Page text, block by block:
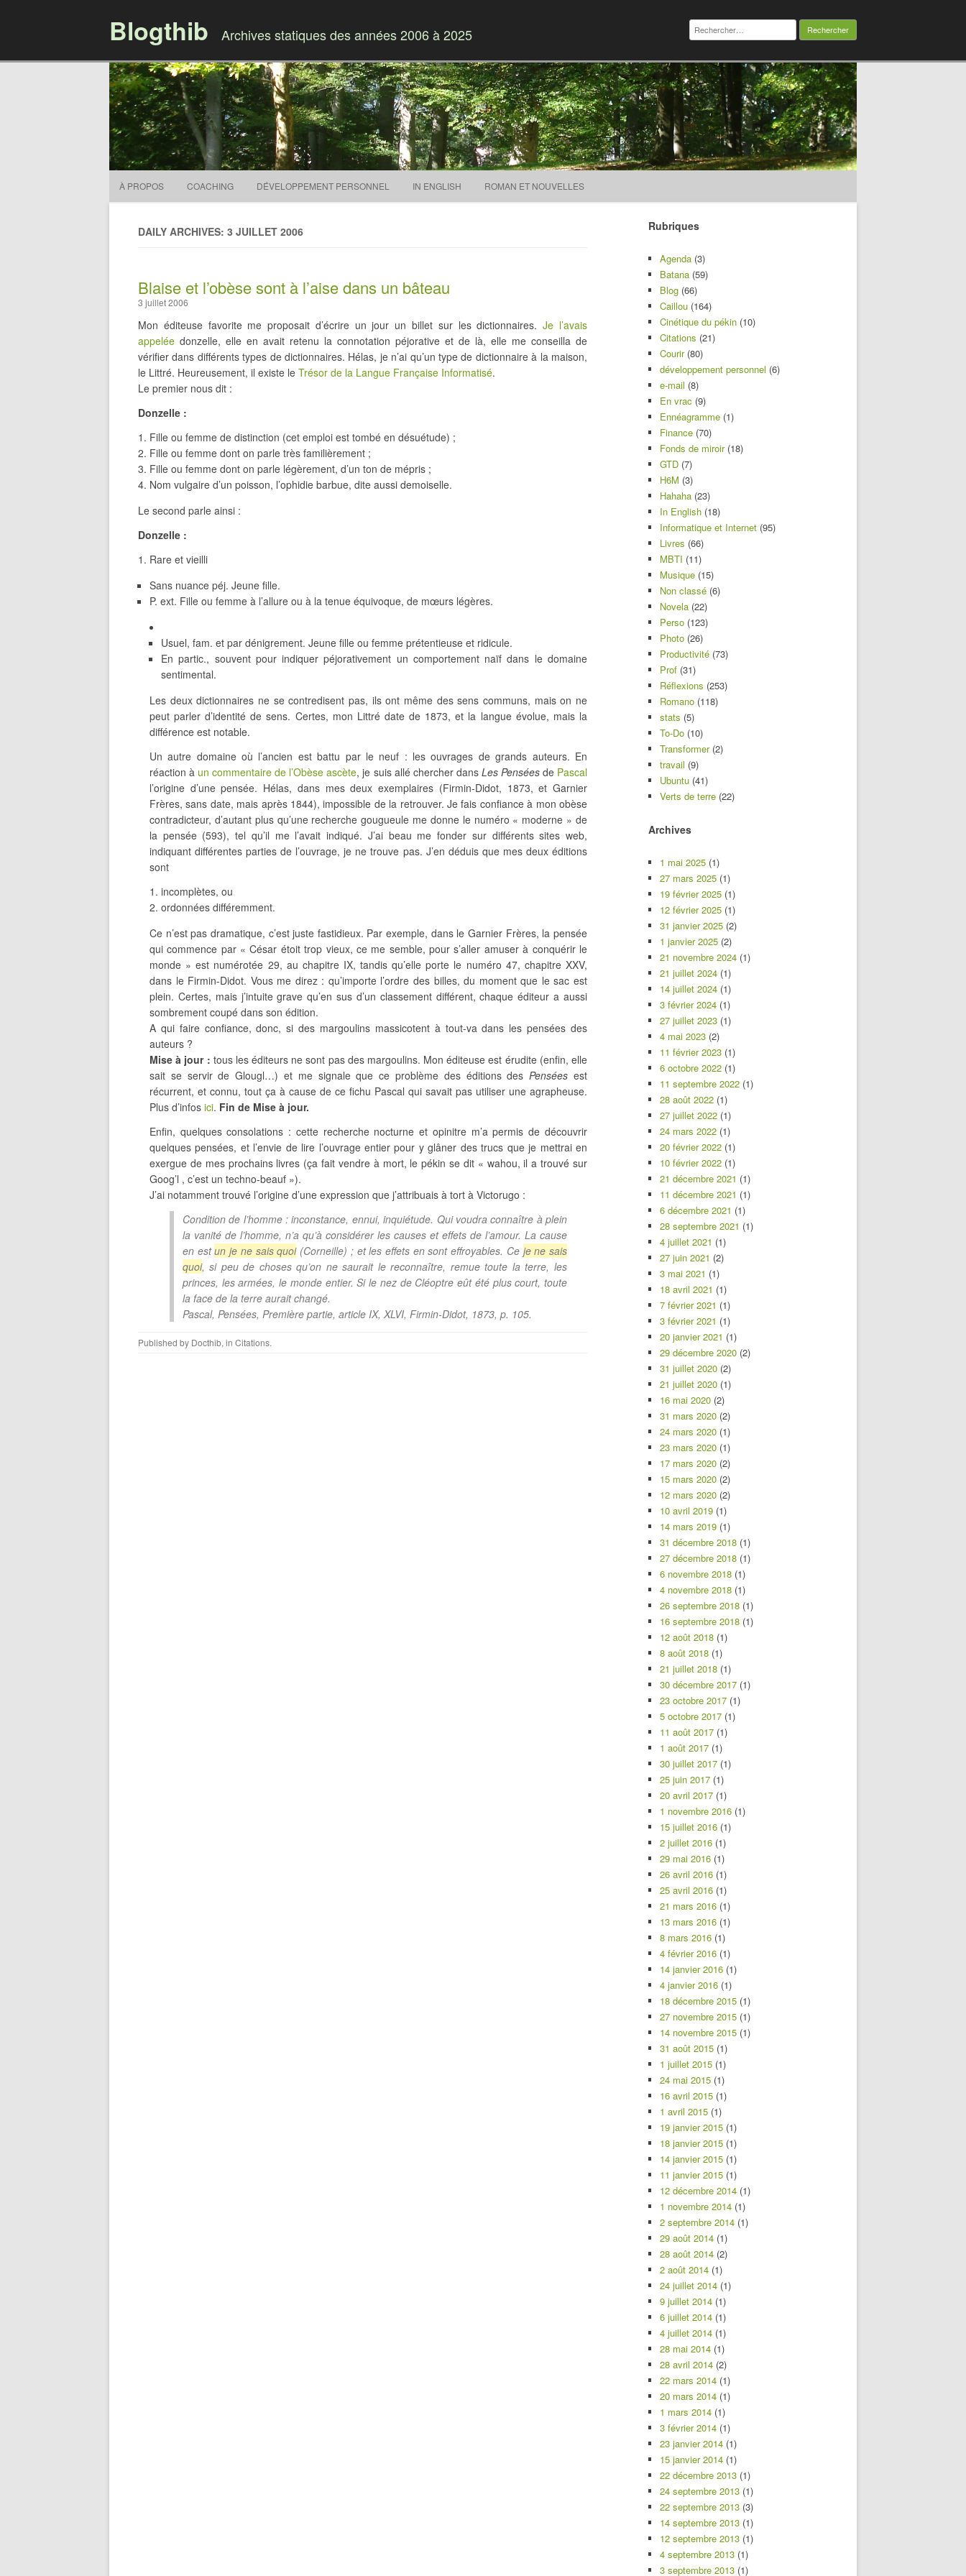
Blogthib Archives statiques des années 2006 à 2025
Rechercher :
À PROPOS COACHING DÉVELOPPEMENT PERSONNEL IN ENGLISH ROMAN ET NOUVELLES
DAILY ARCHIVES: 3 JUILLET 2006
Blaise et l’obèse sont à l’aise dans un bâteau
3 juillet 2006
Mon éditeuse favorite me proposait d’écrire un jour un billet sur les dictionnaires.Je l’avais
appelée donzelle, elle en avait retenu la connotation péjorative et de là, elle me conseilla de
vérifier dans différents types de dictionnaires. Hélas, je n’ai qu’un type de dictionnaire à la maison,
le Littré. Heureusement, il existe le Trésor de la Langue Française Informatisé.
Le premier nous dit :
Donzelle :
Fille ou femme de distinction (cet emploi est tombé en désuétude) ;
Fille ou femme dont on parle très familièrement ;
Fille ou femme dont on parle légèrement, d’un ton de mépris ;
Nom vulgaire d’un poisson, l’ophidie barbue, dite aussi demoiselle.
Le second parle ainsi :
Donzelle :
Rare et vieilli
Sans nuance péj. Jeune fille.
P. ext. Fille ou femme à l’allure ou à la tenue équivoque, de mœurs légères.
Usuel, fam. et par dénigrement. Jeune fille ou femme prétentieuse et ridicule.
En partic., souvent pour indiquer péjorativement un comportement naïf dans le domaine
sentimental.
Les deux dictionnaires ne se contredisent pas, ils ont même des sens communs, mais on ne
peut parler d’identité de sens. Certes, mon Littré date de 1873, et la langue évolue, mais la
différence est notable.
Un autre domaine où l’ancien est battu par le neuf : les ouvrages de grands auteurs. En
réaction à un commentaire de l’Obèse ascète, je suis allé chercher dans Les Penséesde Pascal
l’origine d’une pensée. Hélas, dans mes deux exemplaires (Firmin-Didot, 1873, et Garnier
Frères, sans date, mais après 1844), impossible de la retrouver. Je fais confiance à mon obèse
contradicteur, d’autant plus qu’une recherche gougueule me donne le numéro « moderne » de
la pensée (593), tel qu’il me l’avait indiqué. J’ai beau me fonder sur différents sites web,
indiquant différentes parties de l’ouvrage, je ne trouve pas. J’en déduis que mes deux éditions
sont
incomplètes, ou
ordonnées différemment.
Ce n’est pas dramatique, c’est juste fastidieux. Par exemple, dans le Garnier Frères, la pensée
qui commence par « César étoit trop vieux, ce me semble, pour s’aller amuser à conquérir le
monde » est numérotée 29, au chapitre IX, tandis qu’elle porte le numéro 47, chapitre XXV,
dans le Firmin-Didot. Vous me direz : qu’importe l’ordre des billes, du moment que le sac est
plein. Certes, mais j’intuite grave qu’en sus d’un classement différent, chaque éditeur a aussi
sombrement coupé dans son édition.
A qui faire confiance, donc, si des margoulins massicotent à tout-va dans les pensées des
auteurs ?
Mise à jour : tous les éditeurs ne sont pas des margoulins. Mon éditeuse est érudite (enfin, elle
sait se servir de Glougl…) et me signale que ce problème des éditions desPensées est
récurrent, et connu, tout ça à cause de ce fichu Pascal qui savait pas utiliser une agrapheuse.
Plus d’infos ici. Fin de Mise à jour.
Enfin, quelques consolations : cette recherche nocturne et opinitre m’a permis de découvrir
quelques pensées, et l’envie de lire l’ouvrage entier pour y glâner des trucs que je mettrai en
exergue de mes prochains livres (ça fait vendre à mort, le pékin se dit « wahou, il a trouvé sur
Goog’l , c’est un techno-beauf »).
J’ai notamment trouvé l’origine d’une expression que j’attribuais à tort à Victorugo :
Condition de l’homme : inconstance, ennui, inquiétude. Qui voudra connaître à plein
la vanité de l’homme, n’a qu’à considérer les causes et effets de l’amour. La cause
en estun je ne sais quoi(Corneille) ; et les effets en sont effroyables. Ce je ne sais
quoi, si peu de choses qu’on ne saurait le reconnaître, remue toute la terre, les
princes, les armées, le monde entier. Si le nez de Cléoptre eût été plus court, toute
la face de la terre aurait changé.
Pascal, Pensées, Première partie, article IX, XLVI, Firmin-Didot, 1873, p. 105.
Published by Docthib, in Citations.
Rubriques
Agenda (3)
Batana (59)
Blog (66)
Caillou (164)
Cinétique du pékin (10)
Citations (21)
Courir(80)
développement personnel (6)
e-mail (8)
En vrac (9)
Ennéagramme (1)
Finance (70)
Fonds de miroir(18)
GTD (7)
H6M (3)
Hahaha (23)
In English (18)
Informatique et Internet (95)
Livres (66)
MBTI (11)
Musique (15)
Non classé (6)
Novela (22)
Perso (123)
Photo (26)
Productivité (73)
Prof (31)
Réflexions (253)
Romano (118)
stats (5)
To-Do (10)
Transformer(2)
travail (9)
Ubuntu (41)
Verts de terre (22)
Archives
1 mai 2025 (1)
27 mars 2025 (1)
19 février 2025 (1)
12 février 2025 (1)
31 janvier 2025 (2)
1 janvier 2025 (2)
21 novembre 2024 (1)
21 juillet 2024 (1)
14 juillet 2024 (1)
3 février 2024 (1)
27 juillet 2023 (1)
4 mai 2023 (2)
11 février 2023 (1)
6 octobre 2022 (1)
11 septembre 2022 (1)
28 août 2022 (1)
27 juillet 2022 (1)
24 mars 2022 (1)
20 février 2022 (1)
10 février 2022 (1)
21 décembre 2021 (1)
11 décembre 2021 (1)
6 décembre 2021 (1)
28 septembre 2021 (1)
4 juillet 2021 (1)
27 juin 2021 (2)
3 mai 2021 (1)
18 avril 2021 (1)
7 février 2021 (1)
3 février 2021 (1)
20 janvier 2021 (1)
29 décembre 2020 (2)
31 juillet 2020 (2)
21 juillet 2020 (1)
16 mai 2020 (2)
31 mars 2020 (2)
24 mars 2020 (1)
23 mars 2020 (1)
17 mars 2020 (2)
15 mars 2020 (2)
12 mars 2020 (2)
10 avril 2019 (1)
14 mars 2019 (1)
31 décembre 2018 (1)
27 décembre 2018 (1)
6 novembre 2018 (1)
4 novembre 2018 (1)
26 septembre 2018 (1)
16 septembre 2018 (1)
12 août 2018 (1)
8 août 2018 (1)
21 juillet 2018 (1)
30 décembre 2017 (1)
23 octobre 2017 (1)
5 octobre 2017 (1)
11 août 2017 (1)
1 août 2017 (1)
30 juillet 2017 (1)
25 juin 2017 (1)
20 avril 2017 (1)
1 novembre 2016 (1)
15 juillet 2016 (1)
2 juillet 2016 (1)
29 mai 2016 (1)
26 avril 2016 (1)
25 avril 2016 (1)
21 mars 2016 (1)
13 mars 2016 (1)
8 mars 2016 (1)
4 février 2016 (1)
14 janvier 2016 (1)
4 janvier 2016 (1)
18 décembre 2015 (1)
27 novembre 2015 (1)
14 novembre 2015 (1)
31 août 2015 (1)
1 juillet 2015 (1)
24 mai 2015 (1)
16 avril 2015 (1)
1 avril 2015 (1)
19 janvier 2015 (1)
18 janvier 2015 (1)
14 janvier 2015 (1)
11 janvier 2015 (1)
12 décembre 2014 (1)
1 novembre 2014 (1)
2 septembre 2014 (1)
29 août 2014 (1)
28 août 2014 (2)
2 août 2014 (1)
24 juillet 2014 (1)
9 juillet 2014 (1)
6 juillet 2014 (1)
4 juillet 2014 (1)
28 mai 2014 (1)
28 avril 2014 (2)
22 mars 2014 (1)
20 mars 2014 (1)
1 mars 2014 (1)
3 février 2014 (1)
23 janvier 2014 (1)
15 janvier 2014 (1)
22 décembre 2013 (1)
24 septembre 2013 (1)
22 septembre 2013 (3)
14 septembre 2013 (1)
12 septembre 2013 (1)
4 septembre 2013 (1)
3 septembre 2013 (1)